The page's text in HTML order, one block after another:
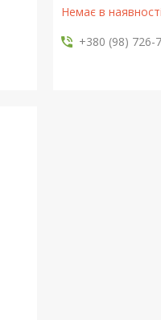
Немає в наявності
+380 (98) 726-